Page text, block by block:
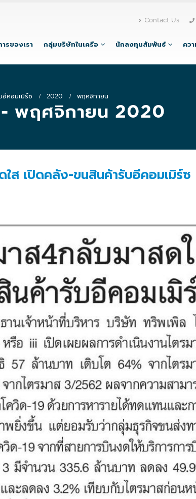
Contact Us
รของเรา กลุ่มบริษัทในเครือ นักลงทุนสัมพันธ์ คว
อีคอมเมิร์ซ 2020 พฤศจิกายน
พฤศจิกายน 2020
ส เปิดคลัง-ขนสินค้ารับอีคอมเมิร์ซ